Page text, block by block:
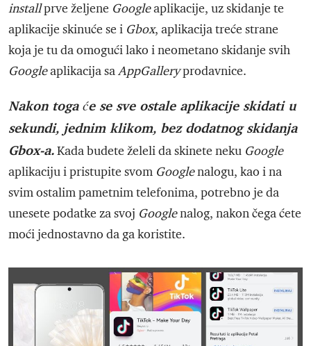
installprve željene Googleaplikacije, uz skidanje te
aplikacije skinuće se i Gbox, aplikacija treće strane
koja je tu da omogući lako i neometano skidanje svih
Googleaplikacija saAppGalleryprodavnice.
Nakon toga će se sve ostale aplikacije skidati u
sekundi, jednim klikom, bez dodatnog skidanja
Gbox-a.Kada budete želeli da skinete neku Google
aplikaciju i pristupite svom Googlenalogu, kao i na
svim ostalim pametnim telefonima, potrebno je da
unesete podatke za svoj Googlenalog, nakon čega ćete
moći jednostavno da ga koristite.